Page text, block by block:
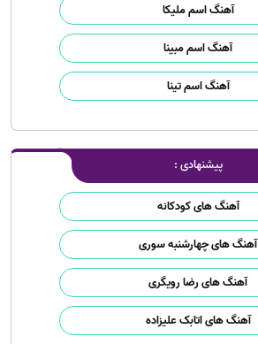
آهنگ اسم ملیکا
آهنگ اسم مبینا
آهنگ اسم تینا
پیشنهادی :
آهنگ های کودکانه
آهنگ های چهارشنبه سوری
آهنگ های رضا رویگری
آهنگ های اتابک علیزاده